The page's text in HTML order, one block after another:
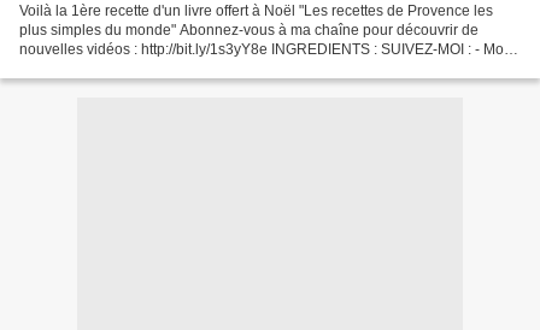
Voilà la 1ère recette d'un livre offert à Noël "Les recettes de Provence les
plus simples du monde" Abonnez-vous à ma chaîne pour découvrir de
nouvelles vidéos : http://bit.ly/1s3yY8e INGREDIENTS : SUIVEZ-MOI : - Mon